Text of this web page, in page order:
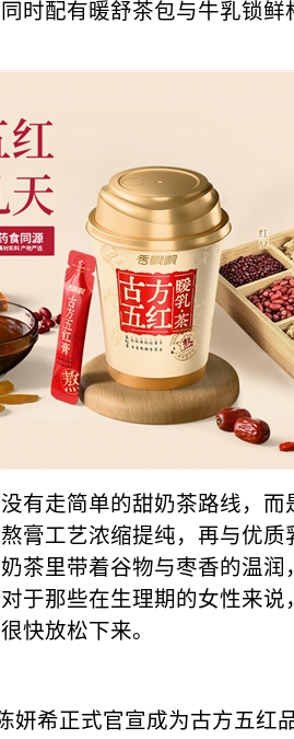
时配有暖舒茶包与牛乳锁
有走简单的甜奶茶路线，
膏工艺浓缩提纯，再与优
茶里带着谷物与枣香的温
于那些在生理期的女性来
快放松下来。
妍希正式官宣成为古方五红